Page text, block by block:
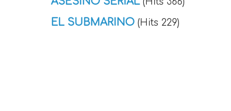
EL SUBMARINO (Hits 229)